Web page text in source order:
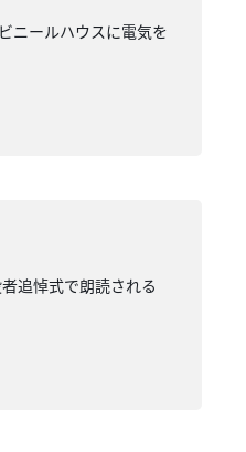
ニールハウスに電気を
追悼式で朗読される